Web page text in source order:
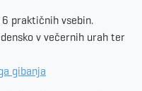
praktičnih vsebin.
v večernih urah ter
gibanja